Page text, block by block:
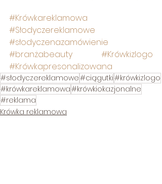
#Krówkareklamowa
#Słodyczereklamowe
#słodyczenazamówienie
#branżabeauty
#Krówkizlogo
#Krówkapresonalizowana
#słodyczereklamowe#ciągutki#krówkizlogo
#krówkareklamowa#krówkiokazjonalne
#reklama
Krówka reklamowa